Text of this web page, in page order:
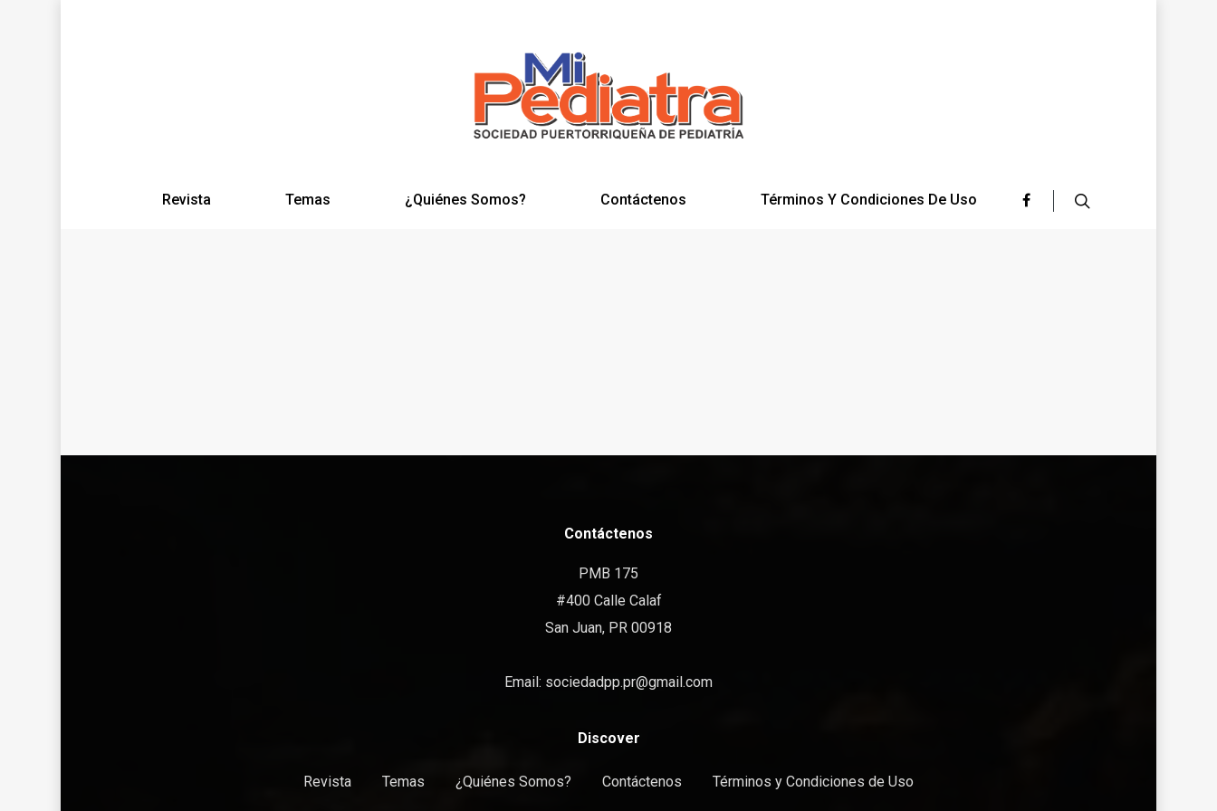
Revista Temas ¿Quiénes Somos? Contáctenos Términos Y Condiciones De Uso
Contáctenos
PMB 175
#400 Calle Calaf
San Juan, PR 00918
Email: sociedadpp.pr@gmail.com
Discover
Revista Temas ¿Quiénes Somos? Contáctenos Términos y Condiciones de Uso